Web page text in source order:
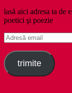
lasă aici adresa ta de
poetici şi poezie
Adresă
email
trimite